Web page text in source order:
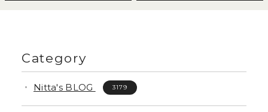
Category
Nitta's BLOG 3179